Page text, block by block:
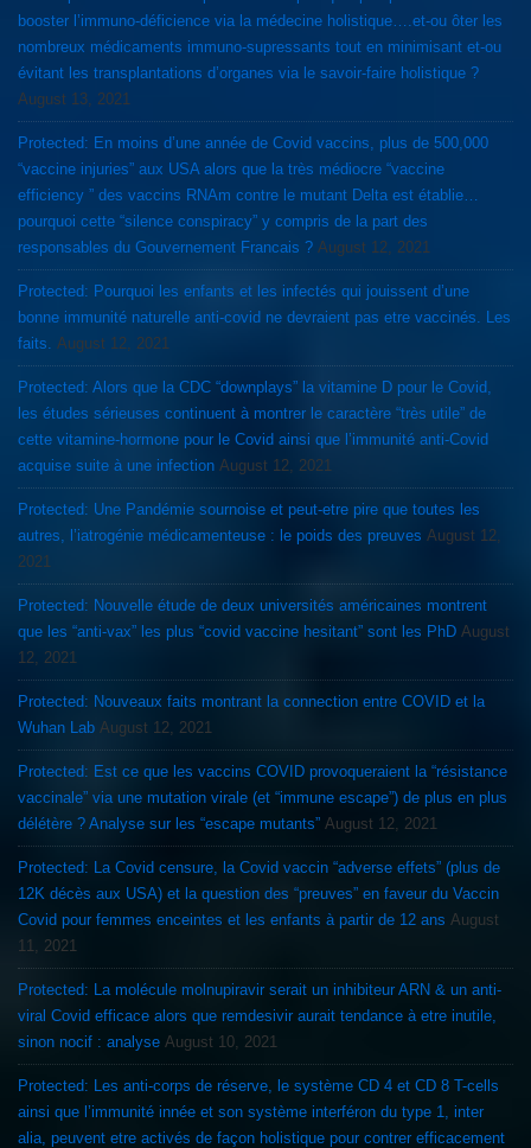
booster l’immuno-déficience via la médecine holistique….et-ou ôter les
nombreux médicaments immuno-supressants tout en minimisant et-ou
évitant les transplantations d’organes via le savoir-faire holistique ?
August 13, 2021
Protected: En moins d’une année de Covid vaccins, plus de 500,000
“vaccine injuries” aux USA alors que la très médiocre “vaccine
efficiency ” des vaccins RNAm contre le mutant Delta est établie…
pourquoi cette “silence conspiracy” y compris de la part des
responsables du Gouvernement Francais ? August 12, 2021
Protected: Pourquoi les enfants et les infectés qui jouissent d’une
bonne immunité naturelle anti-covid ne devraient pas etre vaccinés. Les
faits.
August 12, 2021
Protected: Alors que la CDC “downplays” la vitamine D pour le Covid,
les études sérieuses continuent à montrer le caractère “très utile” de
cette vitamine-hormone pour le Covid ainsi que l’immunité anti-Covid
acquise suite à une infection August 12, 2021
Protected: Une Pandémie sournoise et peut-etre pire que toutes les
autres, l’iatrogénie médicamenteuse : le poids des preuves August 12,
2021
Protected: Nouvelle étude de deux universités américaines montrent
que les “anti-vax” les plus “covid vaccine hesitant” sont les PhD August
12, 2021
Protected: Nouveaux faits montrant la connection entre COVID et la
Wuhan Lab August 12, 2021
Protected: Est ce que les vaccins COVID provoqueraient la “résistance
vaccinale” via une mutation virale (et “immune escape”) de plus en plus
délétère ? Analyse sur les “escape mutants” August 12, 2021
Protected: La Covid censure, la Covid vaccin “adverse effets” (plus de
12K décès aux USA) et la question des “preuves” en faveur du Vaccin
Covid pour femmes enceintes et les enfants à partir de 12 ans August
11, 2021
Protected: La molécule molnupiravir serait un inhibiteur ARN & un anti-
viral Covid efficace alors que remdesivir aurait tendance à etre inutile,
sinon nocif : analyse August 10, 2021
Protected: Les anti-corps de réserve, le système CD 4 et CD 8 T-cells
ainsi que l’immunité innée et son système interféron du type 1, inter
alia, peuvent etre activés de façon holistique pour contrer efficacement